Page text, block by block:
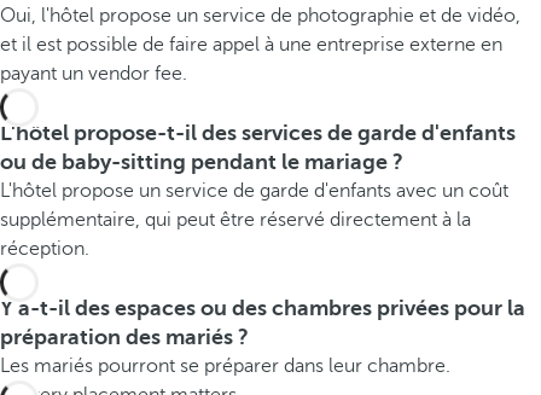
Oui, l'hôtel propose un service de photographie et de vidéo,
et il est possible de faire appel à une entreprise externe en
payant un vendor fee.
L'hôtel propose-t-il des services de garde d'enfants
ou de baby-sitting pendant le mariage ?
L'hôtel propose un service de garde d'enfants avec un coût
supplémentaire, qui peut être réservé directement à la
réception.
Y a-t-il des espaces ou des chambres privées pour la
préparation des mariés ?
Les mariés pourront se préparer dans leur chambre.